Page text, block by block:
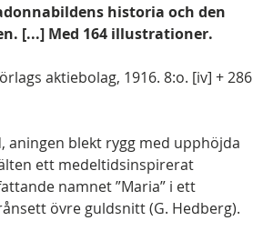
historia och den
[...] Med 164 illustrationer.
aktiebolag, 1916. 8:o. [iv] + 286
aningen blekt rygg med upphöjda
ett medeltidsinspirerat
namnet ”Maria” i ett
övre guldsnitt (G. Hedberg).